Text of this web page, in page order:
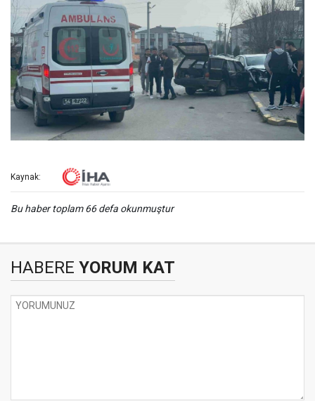
Kaynak:
Bu haber toplam 66 defa okunmuştur
HABERE YORUM KAT